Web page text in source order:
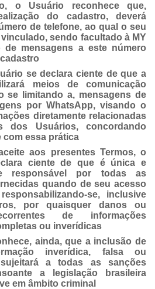
o Usuário reconhece que,
do cadastro, deverá
de telefone, ao qual o seu
sendo facultado à MY
de mensagens a este número
se declara ciente de que a
meios de comunicação
se limitando a, mensagens de
por WhatsApp, visando o
diretamente relacionadas
dos Usuários, concordando
com essa prática
aos presentes Termos, o
ciente de que é única e
responsável por todas as
quando de seu acesso
se, inclusive
por quaisquer danos ou
de informações
ou inverídicas
ainda, que a inclusão de
inverídica, falsa ou
a todas as sanções
a legislação brasileira
em âmbito criminal